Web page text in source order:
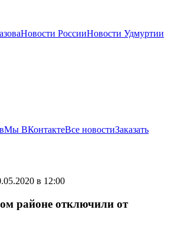
Новости РоссииНовости Удмуртии
Мы ВКонтактеВсе новостиЗаказать
в 12:00
районе отключили от